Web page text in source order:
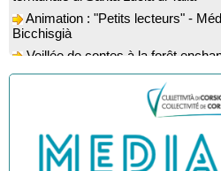
Bicchisgià
Veillée de contes à la forêt
mignuleddu" par la Caravane de
Colloque : "Taravu : terre de
patrimoine religieux, roman,
Marc Fiamma - A Sarra di Farru
Spectacle musical : "Viaghju in
hommage au duo mythique de la
Marie-Elsa Picciocchi (chant),